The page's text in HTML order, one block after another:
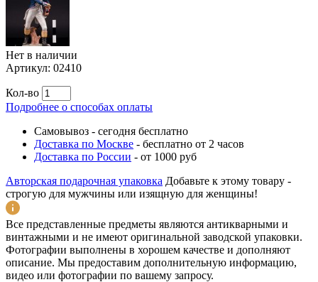
Нет в наличии
Артикул: 02410
Кол-во
Подробнее о способах оплаты
Самовывоз - сегодня бесплатно
Доставка по Москве - бесплатно от 2 часов
Доставка по России - от 1000 руб
Авторская подарочная упаковка Добавьте к этому товару -
строгую для мужчины или изящную для женщины!
Все представленные предметы являются антикварными и
винтажными и не имеют оригинальной заводской упаковки.
Фотографии выполнены в хорошем качестве и дополняют
описание. Мы предоставим дополнительную информацию,
видео или фотографии по вашему запросу.